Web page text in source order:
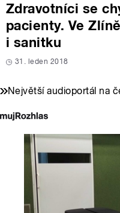
Zdravotníci se
pacienty. Ve
i sanitku
31. leden 2018
Největší audioportál na